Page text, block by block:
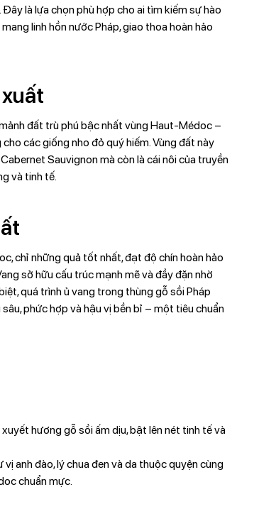
là lựa chọn phù hợp cho ai tìm kiếm sự hào
linh hồn nước Pháp, giao thoa hoàn hảo
đất trù phú bậc nhất vùng Haut-Médoc –
các giống nho đỏ quý hiếm. Vùng đất này
Sauvignon mà còn là cái nôi của truyền
và tinh tế.
chỉ những quả tốt nhất, đạt độ chín hoàn hảo
sở hữu cấu trúc mạnh mẽ và đầy đặn nhờ
quá trình ủ vang trong thùng gỗ sồi Pháp
phức hợp và hậu vị bền bỉ – một tiêu chuẩn
hương gỗ sồi ấm dịu, bật lên nét tinh tế và
anh đào, lý chua đen và da thuộc quyện cùng
chuẩn mực.